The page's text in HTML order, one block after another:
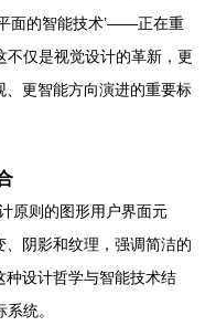
面的智能技术’——正在重
不仅是视觉设计的革新，更
更智能方向演进的重要标
原则的图形用户界面元
阴影和纹理，强调简洁的
种设计哲学与智能技术结
统。